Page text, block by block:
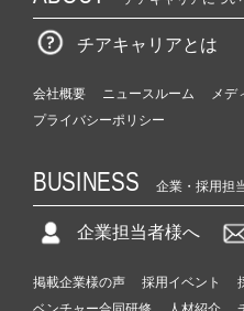
チアキャリアとは
会社概要 ニュースルーム
メデ
プライバシーポリシー
BUSINESS 企業・採用担
企業担当者様へ
掲載企業様の声 採用イベント